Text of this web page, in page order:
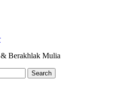
Berakhlak Mulia